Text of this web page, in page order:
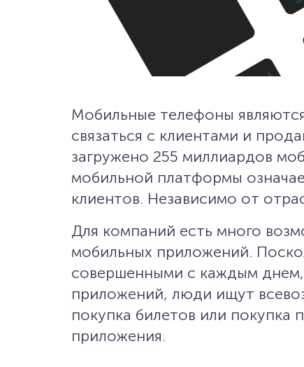
Мобильные телефоны
связаться с клиентами и
загружено 255 миллиардов
мобильной платформы
клиентов. Независимо от
Для компаний есть много
мобильных приложений.
совершенными с каждым днем,
приложений, люди ищут
покупка билетов или покупка
приложения.